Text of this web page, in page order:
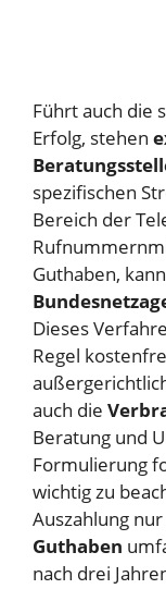
Führt auch die
Erfolg, stehen
spezifischen
Bereich der
Guthaben,
Dieses
Regel
auch die
Beratung und
Formulierung
wichtig zu
Auszahlung
Guthaben
nach drei